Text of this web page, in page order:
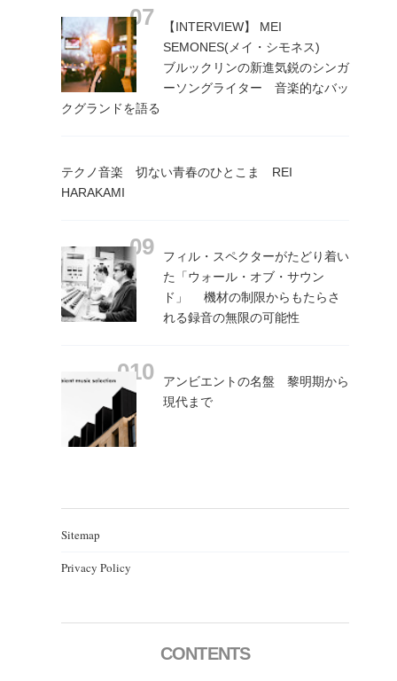
【INTERVIEW】 MEI
SEMONES(メイ・シモネス)
ブルックリンの新進気鋭のシンガ
ーソングライター 音楽的なバッ
クグランドを語る
テクノ音楽 切ない青春のひとこま REI
HARAKAMI
フィル・スペクターがたどり着い
た「ウォール・オブ・サウン
ド」 機材の制限からもたらさ
れる録音の無限の可能性
アンビエントの名盤 黎明期から
現代まで
Sitemap
Privacy Policy
CONTENTS